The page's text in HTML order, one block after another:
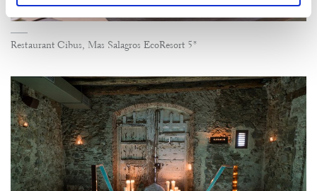
Restaurant Cibus, Mas Salagros EcoResort 5*